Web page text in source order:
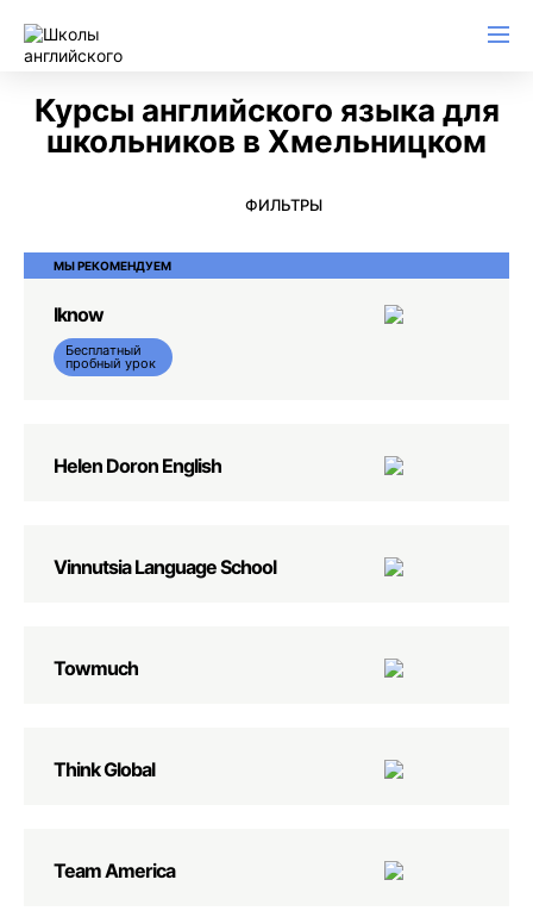
Курсы английского языка для
школьников в Хмельницком
ФИЛЬТРЫ
МЫ РЕКОМЕНДУЕМ
Iknow
Бесплатный
пробный урок
Helen Doron English
Vinnutsia Language School
Towmuch
Think Global
Team America